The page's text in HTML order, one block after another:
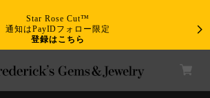
Star Rose Cut™
通知はPayIDフォロー限定
登録はこちら